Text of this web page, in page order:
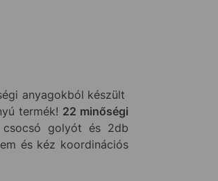
anyagokból készült
termék! 22 minőségi
golyót és 2db
és kéz koordinációs